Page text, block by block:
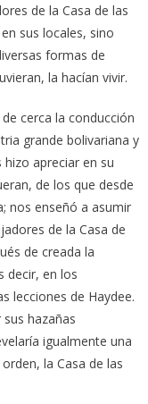
de la Casa de las
sus locales, sino
formas de
la hacían vivir.
cerca la conducción
grande bolivariana y
apreciar en su
de los que desde
nos enseñó a asumir
de la Casa de
de creada la
decir, en los
lecciones de Haydee.
hazañas
igualmente una
la Casa de las